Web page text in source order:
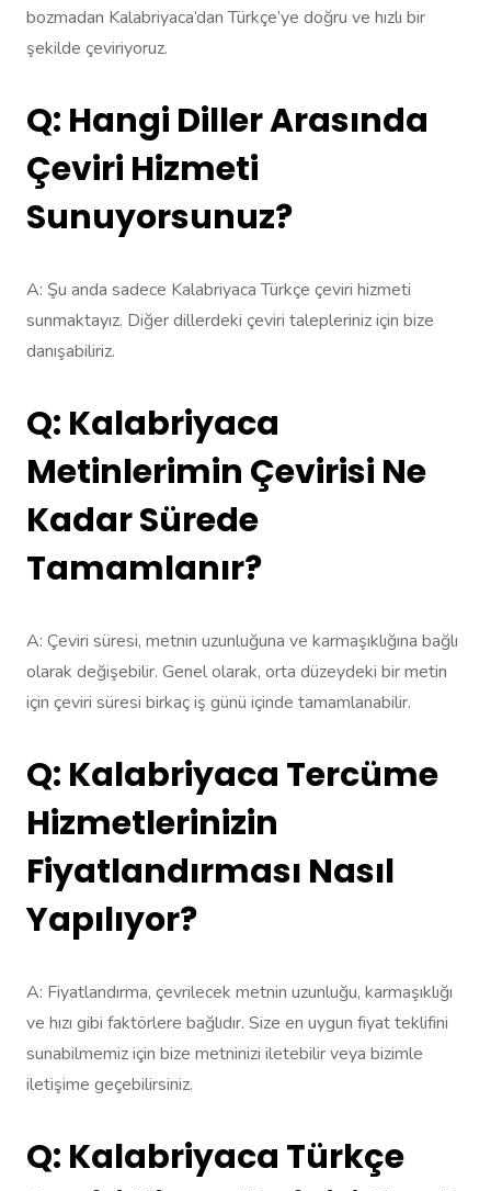
bozmadan Kalabriyaca’dan Türkçe’ye doğru ve hızlı bir
şekilde çeviriyoruz.
Q: Hangi Diller Arasında
Çeviri Hizmeti
Sunuyorsunuz?
A: Şu anda sadece Kalabriyaca Türkçe çeviri hizmeti
sunmaktayız. Diğer dillerdeki çeviri talepleriniz için bize
danışabiliriz.
Q: Kalabriyaca
Metinlerimin Çevirisi Ne
Kadar Sürede
Tamamlanır?
A: Çeviri süresi, metnin uzunluğuna ve karmaşıklığına bağlı
olarak değişebilir. Genel olarak, orta düzeydeki bir metin
için çeviri süresi birkaç iş günü içinde tamamlanabilir.
Q: Kalabriyaca Tercüme
Hizmetlerinizin
Fiyatlandırması Nasıl
Yapılıyor?
A: Fiyatlandırma, çevrilecek metnin uzunluğu, karmaşıklığı
ve hızı gibi faktörlere bağlıdır. Size en uygun fiyat teklifini
sunabilmemiz için bize metninizi iletebilir veya bizimle
iletişime geçebilirsiniz.
Q: Kalabriyaca Türkçe